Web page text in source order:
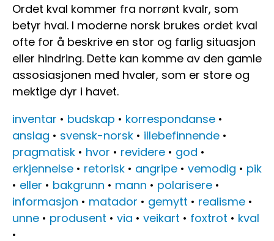
Ordet kval kommer fra norrønt kvalr, som
betyr hval. I moderne norsk brukes ordet kval
ofte for å beskrive en stor og farlig situasjon
eller hindring. Dette kan komme av den gamle
assosiasjonen med hvaler, som er store og
mektige dyr i havet.
inventar • budskap • korrespondanse •
anslag • svensk-norsk • illebefinnende •
pragmatisk • hvor • revidere • god •
erkjennelse • retorisk • angripe • vemodig • pik
• eller • bakgrunn • mann • polarisere •
informasjon • matador • gemytt • realisme •
unne • produsent • via • veikart • foxtrot • kval
•